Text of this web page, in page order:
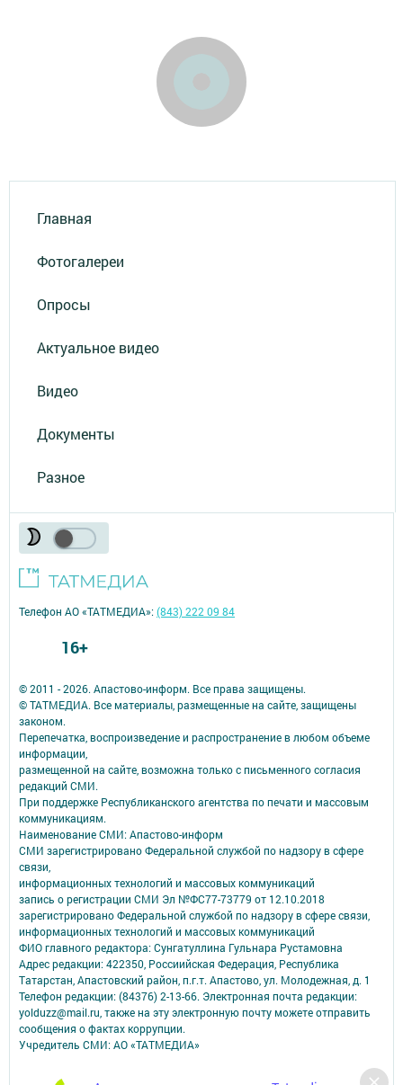
Главная
Фотогалереи
Опросы
Актуальное видео
Видео
Документы
Разное
© 2011 - 2026. Апастово-информ. Все права защищены.
© ТАТМЕДИА. Все материалы, размещенные на сайте, защищены
законом.
Перепечатка, воспроизведение и распространение в любом объеме
информации,
размещенной на сайте, возможна только с письменного согласия
редакций СМИ.
При поддержке Республиканского агентства по печати и массовым
коммуникациям.
Наименование СМИ: Апастово-информ
СМИ зарегистрировано Федеральной службой по надзору в сфере
связи,
информационных технологий и массовых коммуникаций
запись о регистрации СМИ Эл №ФС77-73779 от 12.10.2018
зарегистрировано Федеральной службой по надзору в сфере связи,
информационных технологий и массовых коммуникаций
ФИО главного редактора: Сунгатуллина Гульнара Рустамовна
Адрес редакции: 422350, Россиийская Федерация, Республика
Татарстан, Апастовский район, п.г.т. Апастово, ул. Молодежная, д. 1
Телефон редакции: (84376) 2-13-66. Электронная почта редакции:
yolduzz@mail.ru, также на эту электронную почту можете отправить
сообщения о фактах коррупции.
Учредитель СМИ: АО «ТАТМЕДИА»
Антикоррупционная политика
Телефон АО «ТАТМЕДИА»:(843) 222 09 84
16+